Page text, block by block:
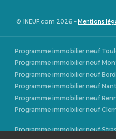
© INEUF.com 2026 –Mentions
Programme immobilier neuf
Programme immobilier neuf
Programme immobilier neuf
Programme immobilier neuf
Programme immobilier neuf
Programme immobilier neuf
Programme immobilier neuf